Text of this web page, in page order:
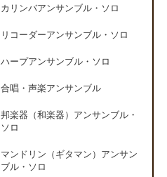
カリンバアンサンブル・ソロ
リコーダーアンサンブル・ソロ
ハープアンサンブル・ソロ
合唱・声楽アンサンブル
邦楽器（和楽器）アンサンブル・
ソロ
マンドリン（ギタマン）アンサン
ブル・ソロ